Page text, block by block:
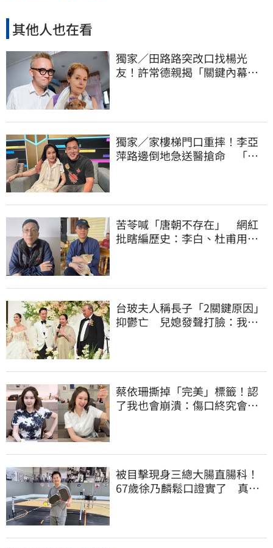
其他人也在看
獨家／田路路突改口找楊光
友！許常德親揭「關鍵內幕」
獨家／家樓梯門口重摔！李亞
萍路邊倒地急送醫搶命 「最
苦苓喊「唐朝不存在」 網紅
批瞎編歷史：李白、杜甫用鮮
台玻夫人稱長子「2關鍵原因」
抑鬱亡 兒媳發聲打臉：我從
蔡依珊撕掉「完美」標籤！認
了我也會崩潰：傷口終究會癒
被目擊現身三總大腸直腸科！
67歲徐乃麟鬆口證實了 真實